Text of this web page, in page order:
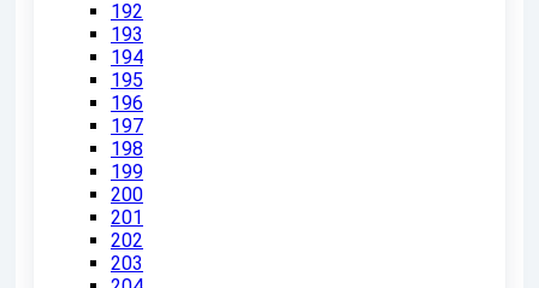
192
193
194
195
196
197
198
199
200
201
202
203